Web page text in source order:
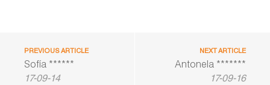
PREVIOUS ARTICLE
Sofía ******
17-09-14
NEXT ARTICLE
Antonela *******
17-09-16